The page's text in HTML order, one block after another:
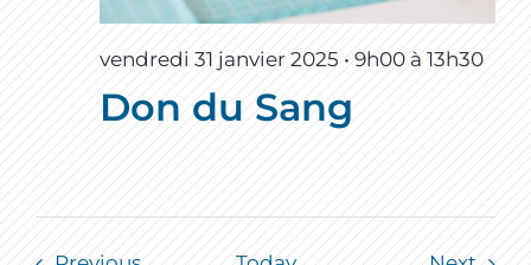
vendredi 31 janvier 2025 • 9h00 à 13h30
Don du Sang